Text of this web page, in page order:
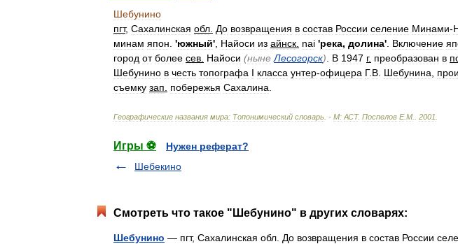
Шебунино
пгт, Сахалинская обл До возвращения в состав России селение Минами-
минам япон 'южный' Найоси из айнск nai 'река, долина' Включение
город от более сев Найоси (ныне Лесогорск) В 1947 г. преобразован в
Шебунино в честь топографа I класса унтер-офицера Г.В Шебунина
съемку зап побережья Сахалина
Географические названия мира: Топонимический словарь . - М: АСТ. Поспелов Е.М 2001
Игры ⚽
Нужен реферат?
Шебекино
Смотреть что такое "Шебунино" в других словарях:
Шебунино — пгт, Сахалинская обл. До возвращения в состав России